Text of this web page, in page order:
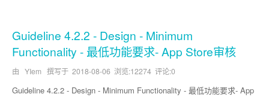
Guideline 4.2.2 - Design - Minimum
Functionality - 最低功能要求- App Store审核
由 YIem 撰写于 2018-08-06 浏览:12274 评论:0
Guideline 4.2.2 - Design - Minimum Functionality - 最低功能要求- App